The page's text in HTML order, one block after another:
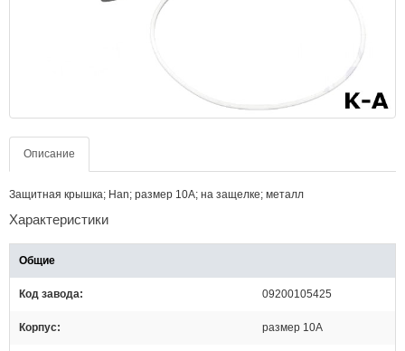
Описание
Защитная крышка; Han; размер 10А; на защелке; металл
Характеристики
Общие
Код завода 09200105425
Корпус размер 10А